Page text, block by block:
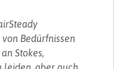
Bedürfnissen
Stokes,